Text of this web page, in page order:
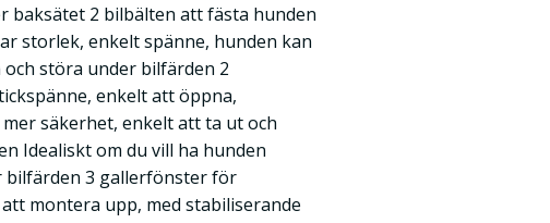
baksätet 2 bilbälten att fästa hunden
storlek, enkelt spänne, hunden kan
störa under bilfärden 2
enkelt att öppna,
säkerhet, enkelt att ta ut och
Idealiskt om du vill ha hunden
bilfärden 3 gallerfönster för
montera upp, med stabiliserande